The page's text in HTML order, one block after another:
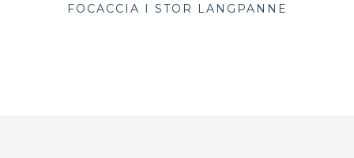
FOCACCIA I STOR LANGPANNE